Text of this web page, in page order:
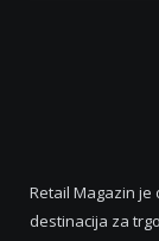
Retail Magazin
destinacija za